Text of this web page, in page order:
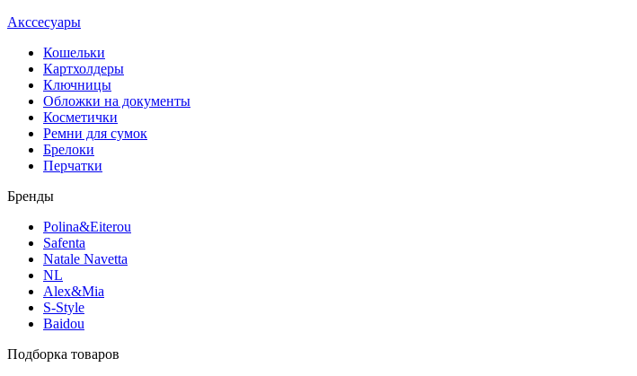
Акссесуары
Кошельки
Картхолдеры
Ключницы
Обложки на документы
Косметички
Ремни для сумок
Брелоки
Перчатки
Бренды
Polina&Eiterou
Safenta
Natale Navetta
NL
Alex&Mia
S-Style
Baidou
Подборка товаров